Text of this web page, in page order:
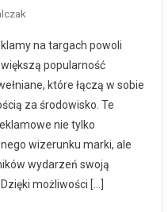
na targach powoli
popularność
które łączą w sobie
za środowisko. Te
nie tylko
wizerunku marki, ale
wydarzeń swoją
możliwości […]